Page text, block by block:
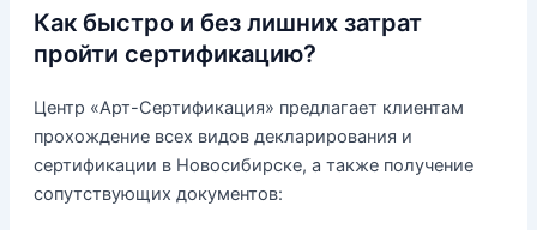
Как быстро и без лишних затрат
пройти сертификацию?
Центр «Арт-Сертификация» предлагает клиентам
прохождение всех видов декларирования и
сертификации в Новосибирске, а также получение
сопутствующих документов: